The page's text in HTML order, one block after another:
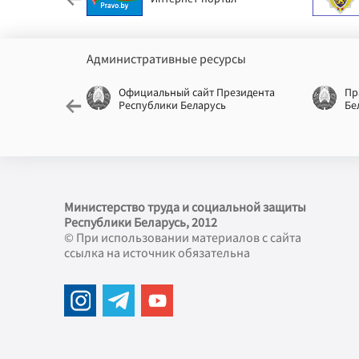
Административные ресурсы
Официальный сайт Президента
Республики Беларусь
Министерство труда и социальной защиты
Республики Беларусь, 2012
© При использовании материалов с сайта
ссылка на источник обязательна